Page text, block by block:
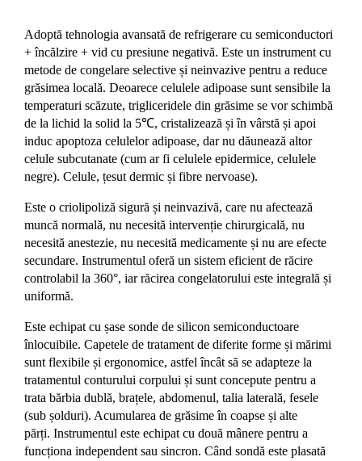
Adoptă tehnologia avansată de refrigerare cu semiconductori
+ încălzire + vid cu presiune negativă. Este un instrument cu
metode de congelare selective și neinvazive pentru a reduce
grăsimea locală. Deoarece celulele adipoase sunt sensibile la
temperaturi scăzute, trigliceridele din grăsime se vor schimbă
de la lichid la solid la 5℃, cristalizează și în vârstă și apoi
induc apoptoza celulelor adipoase, dar nu dăunează altor
celule subcutanate (cum ar fi celulele epidermice, celulele
negre). Celule, țesut dermic și fibre nervoase).
Este o criolipoliză sigură și neinvazivă, care nu afectează
muncă normală, nu necesită intervenție chirurgicală, nu
necesită anestezie, nu necesită medicamente și nu are efecte
secundare. Instrumentul oferă un sistem eficient de răcire
controlabil la 360°, iar răcirea congelatorului este integrală și
uniformă.
Este echipat cu șase sonde de silicon semiconductoare
înlocuibile. Capetele de tratament de diferite forme și mărimi
sunt flexibile și ergonomice, astfel încât să se adapteze la
tratamentul conturului corpului și sunt concepute pentru a
trata bărbia dublă, brațele, abdomenul, talia laterală, fesele
(sub șolduri). Acumularea de grăsime în coapse și alte
părți. Instrumentul este echipat cu două mânere pentru a
funcționa independent sau sincron. Când sondă este plasată